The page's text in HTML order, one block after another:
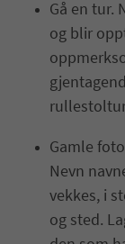
Gå en tur.
og blir
Gamle
Nevn
vekkes, i
og sted.